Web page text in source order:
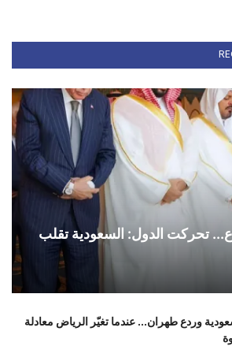
تحركت الدول: السعودية تقلب
وردع طهران... عندما تغيّر الرياض معادلة